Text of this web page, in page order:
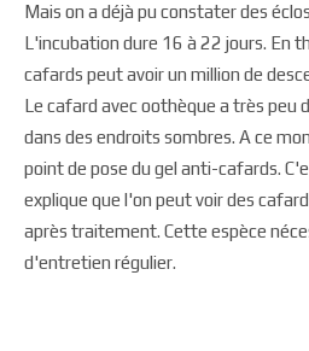
Mais on a déjà pu constater des
L'incubation dure 16 à 22 jours. En
cafards peut avoir un million de
Le cafard avec oothèque a très peu
dans des endroits sombres. A ce
point de pose du gel anti-cafards.
explique que l'on peut voir des
après traitement. Cette espèce
d'entretien régulier.